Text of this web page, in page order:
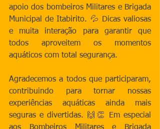
apoio dos bombeiros Militares e Brigada
Municipal de Itabirito. 💦 Dicas valiosas
e muita interação para garantir que
todos aproveitem os momentos
aquáticos com total segurança.
Agradecemos a todos que participaram,
contribuindo para tornar nossas
experiências aquáticas ainda mais
seguras e divertidas. 🙌👏 Em especial